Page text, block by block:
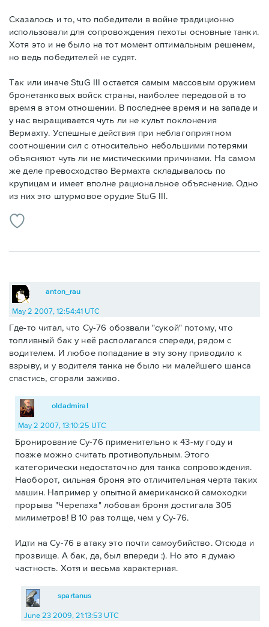
Сказалось и то, что победители в войне традиционно
использовали для сопровождения пехоты основные танки.
Хотя это и не было на тот момент оптимальным решенем,
но ведь победителей не судят.
Так или иначе StuG III остается самым массовым оружием
бронетанковых войск страны, наиболее передовой в то
время в этом отношении. В последнее время и на западе и
у нас выращивается чуть ли не культ поклонения
Вермахту. Успешные действия при неблагоприятном
соотношении сил с относительно небольшими потерями
объясняют чуть ли не мистическими причинами. На самом
же деле превосходство Вермахта складывалось по
крупицам и имеет вполне рациональное объяснение. Одно
из них это штурмовое орудие StuG III.
anton_rau
May 2 2007, 12:54:41 UTC
Где-то читал, что Су-76 обозвали "сукой" потому, что
топливный бак у неё располагался спереди, рядом с
водителем. И любое попадание в эту зону приводило к
взрыву, и у водителя танка не было ни малейшего шанса
спастись, сгорали заживо.
oldadmiral
May 2 2007, 13:10:25 UTC
Бронирование Су-76 применительно к 43-му году и
позже можно считать противопульным. Этого
категорически недостаточно для танка сопровождения.
Наоборот, сильная броня это отличительная черта таких
машин. Например у опытной американской самоходки
прорыва "Черепаха" лобовая броня достигала 305
милиметров! В 10 раз толще, чем у Су-76.
Идти на Су-76 в атаку это почти самоубийство. Отсюда и
прозвище. А бак, да, был впереди :). Но это я думаю
частность. Хотя и весьма характерная.
spartanus
June 23 2009, 21:13:53 UTC